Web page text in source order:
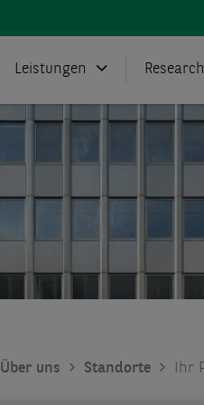
Leistungen Research
Über uns Standorte
Ihr